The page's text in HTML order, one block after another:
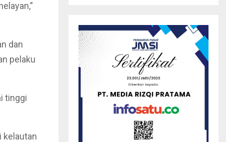
dan
pelaku
tinggi
kelautan